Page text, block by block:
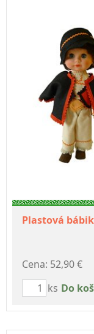
Plastová
Cena: 52,90 €
ks Do